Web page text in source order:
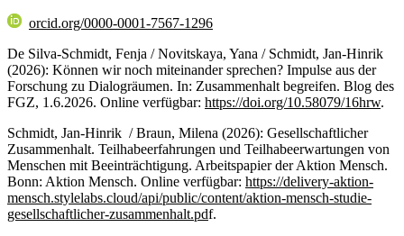
orcid.org/0000-0001-7567-1296
De Silva-Schmidt, Fenja / Novitskaya, Yana / Schmidt, Jan-Hinrik
(2026): Können wir noch miteinander sprechen? Impulse aus der
Forschung zu Dialogräumen. In: Zusammenhalt begreifen. Blog des
FGZ, 1.6.2026. Online verfügbar: https://doi.org/10.58079/16hrw.
Schmidt, Jan-Hinrik / Braun, Milena (2026): Gesellschaftlicher
Zusammenhalt. Teilhabeerfahrungen und Teilhabeerwartungen von
Menschen mit Beeinträchtigung. Arbeitspapier der Aktion Mensch.
Bonn: Aktion Mensch. Online verfügbar: https://delivery-aktion-
mensch.stylelabs.cloud/api/public/content/aktion-mensch-studie-
gesellschaftlicher-zusammenhalt.pdf.